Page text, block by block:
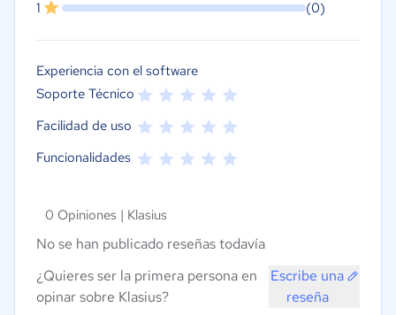
1
(0)
Experiencia con el software
Soporte Técnico
Facilidad de uso
Funcionalidades
0 Opiniones | Klasius
No se han publicado reseñas todavía
¿Quieres ser la primera persona en
opinar sobre Klasius?
Escribe una
reseña